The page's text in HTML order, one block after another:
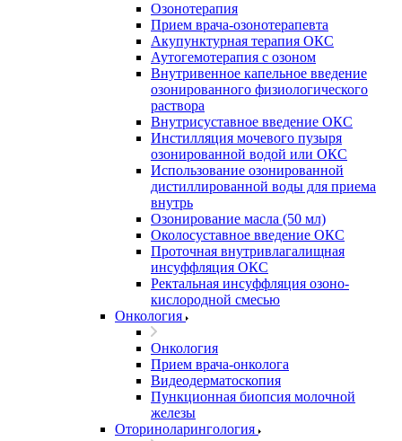
Озонотерапия
Прием врача-озонотерапевта
Акупунктурная терапия ОКС
Аутогемотерапия с озоном
Внутривенное капельное введение
озонированного физиологического
раствора
Внутрисуставное введение ОКС
Инстилляция мочевого пузыря
озонированной водой или ОКС
Использование озонированной
дистиллированной воды для приема
внутрь
Озонирование масла (50 мл)
Околосуставное введение ОКС
Проточная внутривлагалищная
инсуффляция ОКС
Ректальная инсуффляция озоно-
кислородной смесью
Онкология
Онкология
Прием врача-онколога
Видеодерматоскопия
Пункционная биопсия молочной
железы
Оториноларингология